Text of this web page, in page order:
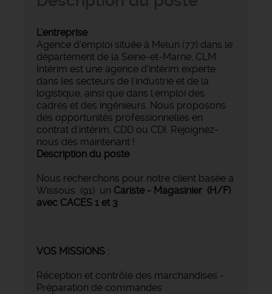
L'entreprise
Agence d’emploi située à Melun (77) dans le
département de la Seine-et-Marne, CLM
Intérim est une agence d’intérim experte
dans les secteurs de l'industrie et de la
logistique, ainsi que dans l'emploi des
cadres et des ingénieurs. Nous proposons
des opportunités professionnelles en
contrat d'intérim, CDD ou CDI. Rejoignez-
nous dès maintenant !
Description du poste
Nous recherchons pour notre client basée a
Wissous (91) un Cariste - Magasinier (H/F)
avec CACES 1 et 3
VOS MISSIONS :
Réception et contrôle des marchandises -
Préparation de commandes